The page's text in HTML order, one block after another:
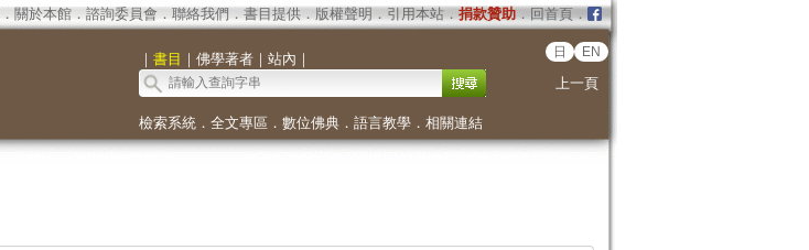
． 關於本館． 諮詢委員會． 聯絡我們 ． 書目提供． 版權聲明 ． 引用本站． 捐款贊助．回首頁．
｜ 書目 ｜ 佛學著者｜ 站內 ｜ 日 EN
上一頁
檢索系統． 全文專區 ． 數位佛典． 語言教學． 相關連結